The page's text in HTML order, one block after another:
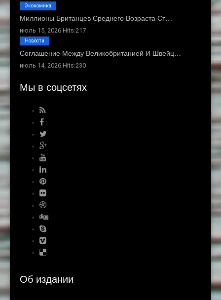
Миллионы Британцев Среднего Возраста Ст…
июль 15, 2026 Hits:217
Экономика
Соглашение Между Великобританией И Швейц…
июль 14, 2026 Hits:230
Новости
Мы в соцсетях
Об издании